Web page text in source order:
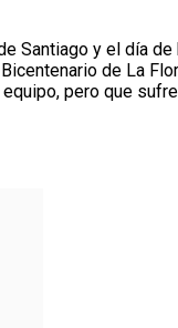
Santiago y el día
de La
pero que